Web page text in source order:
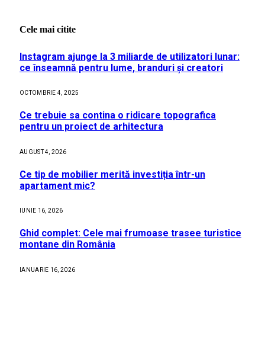
Cele mai citite
Instagram ajunge la 3 miliarde de utilizatori lunar:
ce înseamnă pentru lume, branduri și creatori
OCTOMBRIE 4, 2025
Ce trebuie sa contina o ridicare topografica
pentru un proiect de arhitectura
AUGUST 4, 2026
Ce tip de mobilier merită investiția într-un
apartament mic?
IUNIE 16, 2026
Ghid complet: Cele mai frumoase trasee turistice
montane din România
IANUARIE 16, 2026